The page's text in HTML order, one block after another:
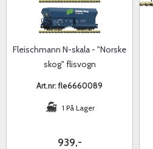
Fleischmann N-skala - "Norske
skog" flisvogn
Art.nr: fle6660089
1 På Lager
939,-